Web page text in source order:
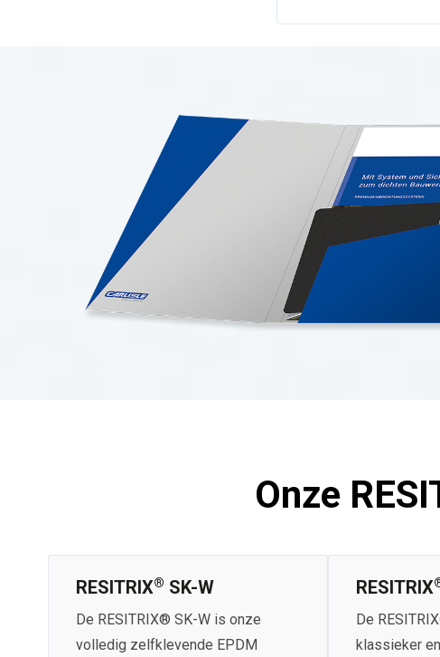
Onze
RESITRIX® SK-W
De RESITRIX® SK-W is onze
volledig zelfklevende EPDM
RESITRIX
De
klassieker